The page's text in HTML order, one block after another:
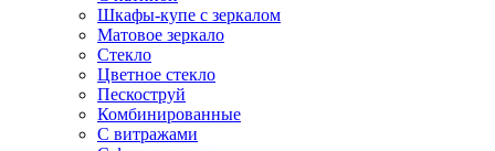
Шкафы-купе с зеркалом
Матовое зеркало
Стекло
Цветное стекло
Пескоструй
Комбинированные
С витражами